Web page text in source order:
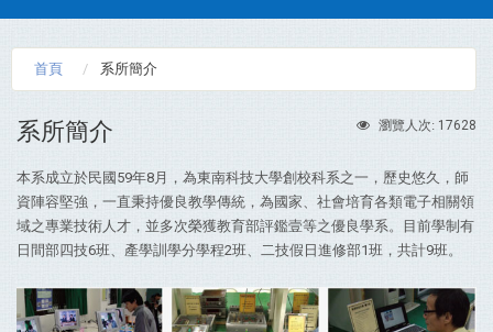
navigation
首頁 系所簡介
瀏覽人次: 17628
系所簡介
本系成立於民國59年8月，為東南科技大學創校科系之一，歷史悠久，師
資陣容堅強，一直秉持優良教學傳統，為國家、社會培育各類電子相關領
域之專業技術人才，並多次榮獲教育部評鑑壹等之優良學系。目前學制有
日間部四技6班、產學訓學分學程2班、二技假日進修部1班，共計9班。